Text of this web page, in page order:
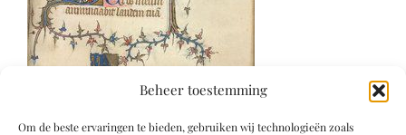
Beheer toestemming
Om de beste ervaringen te bieden, gebruiken wij technologieën zoals